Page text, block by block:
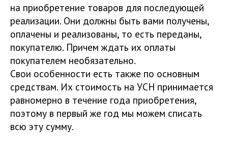
на приобретение товаров для последующей
реализации. Они должны быть вами получены,
оплачены и реализованы, то есть переданы,
покупателю. Причем ждать их оплаты
покупателем необязательно.
Свои особенности есть также по основным
средствам. Их стоимость на УСН принимается
равномерно в течение года приобретения,
поэтому в первый же год мы можем списать
всю эту сумму.